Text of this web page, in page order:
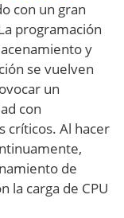
con un gran
programación
y
se vuelven
un
con
críticos. Al hacer
de
la carga de CPU